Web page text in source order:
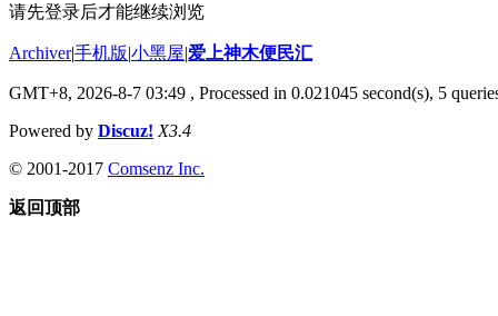
请先登录后才能继续浏览
Archiver|手机版|小黑屋|爱上神木便民汇
GMT+8, 2026-8-7 03:49 , Processed in 0.021045 second(s), 5
Powered by Discuz! X3.4
© 2001-2017 Comsenz Inc.
返回顶部